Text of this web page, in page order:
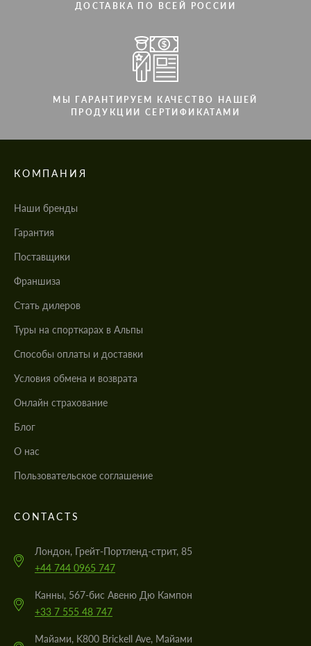
ДОСТАВКА ПО ВСЕЙ РОССИИ
МЫ ГАРАНТИРУЕМ КАЧЕСТВО НАШЕЙ
ПРОДУКЦИИ СЕРТИФИКАТАМИ
КОМПАНИЯ
Наши бренды
Гарантия
Поставщики
Франшиза
Стать дилеров
Туры на спорткарах в Альпы
Cпособы оплаты и доставки
Условия обмена и возврата
Онлайн страхование
Блог
О нас
Пользовательское соглашение
CONTACTS
Лондон, Грейт-Портленд-стрит, 85
+44 744 0965 747
Канны, 567-бис Авеню Дю Кампон
+33 7 555 48 747
Майами, K800 Brickell Ave, Майами